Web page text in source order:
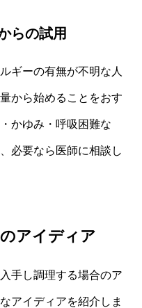
らの試用
ギーの有無が不明な人
から始めることをおす
かゆみ・呼吸困難な
必要なら医師に相談し
アイディア
手し調理する場合のア
アイディアを紹介しま